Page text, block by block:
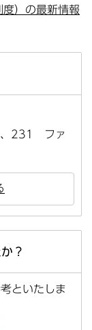
）の最新情報
、231 ファ
？
といたしま